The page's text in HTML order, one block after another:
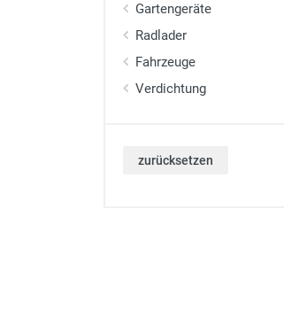
Gartengeräte
Radlader
Fahrzeuge
Verdichtung
zurücksetzen